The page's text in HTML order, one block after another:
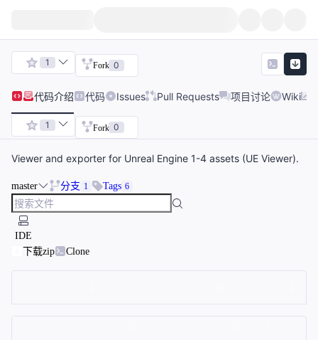
1 Fork 0
代码介绍 代码 Issues Pull Requests 项目讨论 Wiki
1 Fork 0
Viewer and exporter for Unreal Engine 1-4 assets (UE Viewer).
master 分支 1 Tags 6
IDE
下载zip
Clone